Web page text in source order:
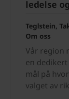
ledelse
Teglstein,
Om oss
Vår region
en
mål på
valget av